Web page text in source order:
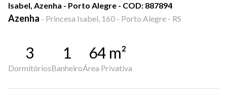
Isabel, Azenha - Porto Alegre - COD: 887894
Azenha - Princesa Isabel, 160 - Porto Alegre - RS
3
Dormitórios
1
Banheiro
64 m²
Área Privativa